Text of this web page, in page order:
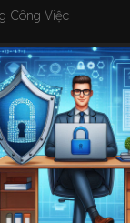
Công Việc